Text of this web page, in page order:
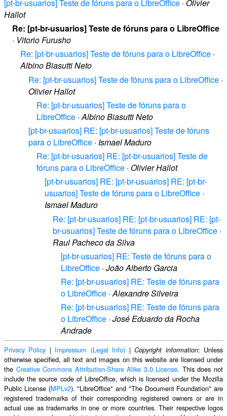
[pt-br-usuarios] Teste de fóruns para o LibreOffice · Olivier
Hallot
Re: [pt-br-usuarios] Teste de fóruns para o LibreOffice
· Vitorio Furusho
Re: [pt-br-usuarios] Teste de fóruns para o LibreOffice ·
Albino Biasutti Neto
Re: [pt-br-usuarios] Teste de fóruns para o LibreOffice ·
Olivier Hallot
Re: [pt-br-usuarios] Teste de fóruns para o
LibreOffice ·Albino Biasutti Neto
[pt-br-usuarios] RE: [pt-br-usuarios] Teste de fóruns
para o LibreOffice · Ismael Maduro
Re: [pt-br-usuarios] RE: [pt-br-usuarios] Teste de
fóruns para o LibreOffice · Olivier Hallot
[pt-br-usuarios] RE: [pt-br-usuarios] RE: [pt-br-
usuarios] Teste de fóruns para o LibreOffice ·
Ismael Maduro
Re: [pt-br-usuarios] RE: [pt-br-usuarios] RE: [pt-
br-usuarios] Teste de fóruns para o LibreOffice ·
Raul Pacheco da Silva
[pt-br-usuarios] RE: Teste de fóruns para o
LibreOffice · João Alberto Garcia
Re: [pt-br-usuarios] RE: Teste de fóruns para
o LibreOffice ·Alexandre Silveira
Re: [pt-br-usuarios] RE: Teste de fóruns para
o LibreOffice · José Eduardo da Rocha
Andrade
Privacy Policy | Impressum (Legal Info) |Copyright information: Unless
otherwise specified, all text and images on this website are licensed under
the Creative Commons Attribution-Share Alike 3.0 License. This does not
include the source code of LibreOffice, which is licensed under the Mozilla
Public License (MPLv2). "LibreOffice" and "The Document Foundation" are
registered trademarks of their corresponding registered owners or are in
actual use as trademarks in one or more countries. Their respective logos